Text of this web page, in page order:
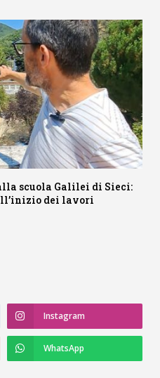
scuola Galilei di Sieci:
dei lavori
Instagram
WhatsApp